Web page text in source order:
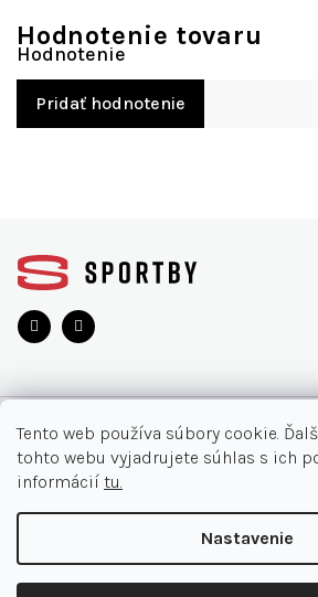
Tento web používa súbory cookie.
tohto webu vyjadrujete súhlas s ich
informácií tu.
Nastavenie
Hodnotenie tovaru
Pridať hodnotenie
e
O NÁKUPE
Moja objednávka
Najčastejšie otázky
Obchodné podmienky
INFORMÁCIE
Akcie
044/32 40 321